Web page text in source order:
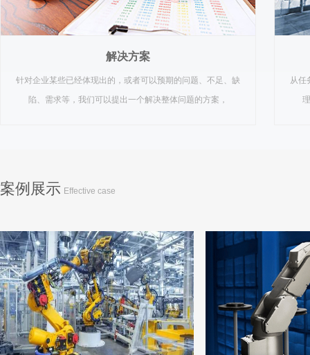
解决方案
针对企业某些已经体现出的，或者可以预期的问题、不足、缺
陷、需求等，我们可以提出一个解决整体问题的方案，
从任
案例展示 Effective case